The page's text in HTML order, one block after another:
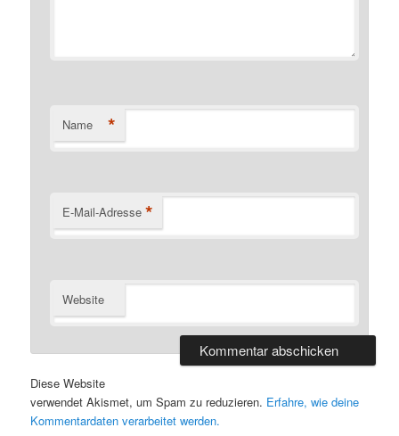
Name *
E-Mail-Adresse *
Website
Diese Website
verwendet Akismet, um Spam zu reduzieren. Erfahre, wie deine
Kommentardaten verarbeitet werden.